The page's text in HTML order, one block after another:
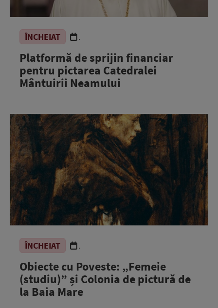
ÎNCHEIAT .
Platformă de sprijin financiar
pentru pictarea Catedralei
Mântuirii Neamului
ÎNCHEIAT .
Obiecte cu Poveste: „Femeie
(studiu)” și Colonia de pictură de
la Baia Mare